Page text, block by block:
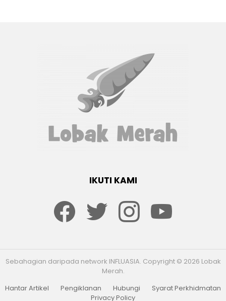
IKUTI KAMI
Sebahagian daripada network INFLUASIA. Copyright © 2026 Lobak
Merah.
Hantar Artikel
Pengiklanan Hubungi
Syarat Perkhidmatan
Privacy Policy